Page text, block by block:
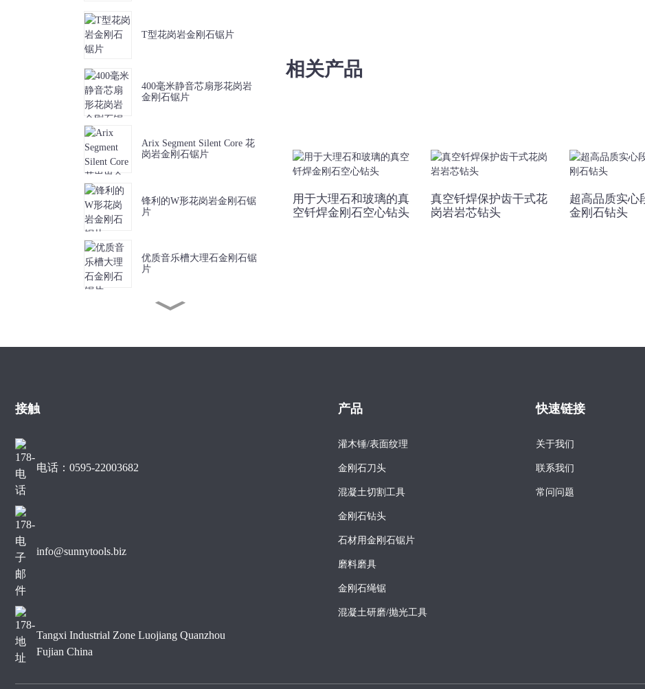
T型花岗岩金刚石锯片
400毫米静音芯扇形花岗岩
金刚石锯片
Arix Segment Silent Core 花
岗岩金刚石锯片
锋利的W形花岗岩金刚石锯
片
优质音乐槽大理石金刚石锯
片
相关产品
用于大理石和玻璃的真
空钎焊金刚石空心钻头
真空钎焊保护齿干式花
岗岩岩芯钻头
超高品质实心
金刚石钻头
接触
电话：0595-22003682
info@sunnytools.biz
Tangxi Industrial Zone Luojiang Quanzhou
Fujian China
产品
灌木锤/表面纹理
金刚石刀头
混凝土切割工具
金刚石钻头
石材用金刚石锯片
磨料磨具
金刚石绳锯
混凝土研磨/抛光工具
快速链接
关于我们
联系我们
常问问题